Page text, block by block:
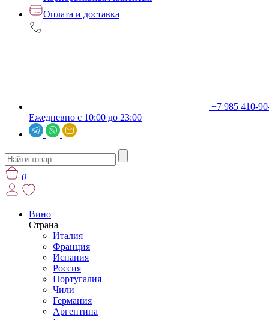
Оплата и доставка
+7 985 410-
Ежедневно с 10:00 до 23:00
0
Вино
Страна
Италия
Франция
Испания
Россия
Португалия
Чили
Германия
Аргентина